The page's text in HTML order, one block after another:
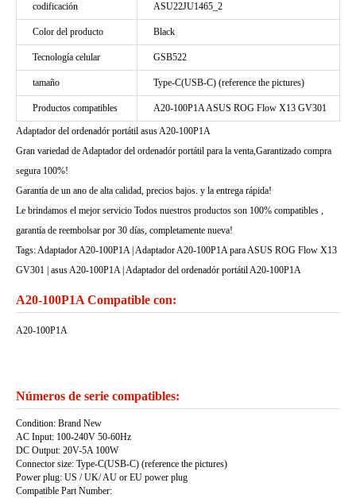
codificación ASU22JU1465_2
Color del producto Black
Tecnología celular GSB522
tamaño Type-C(USB-C) (reference the pictures)
Productos compatibles A20-100P1A ASUS ROG Flow X13 GV301
Adaptador del ordenadór portátil asus A20-100P1A
Gran variedad de Adaptador del ordenadór portátil para la venta,Garantizado compra
segura 100%!
Garantía de un ano de alta calidad, precios bajos. y la entrega rápida!
Le brindamos el mejor servicio Todos nuestros productos son 100% compatibles ,
garantía de reembolsar por 30 días, completamente nueva!
Tags: Adaptador A20-100P1A | Adaptador A20-100P1A para ASUS ROG Flow X13
GV301 | asus A20-100P1A | Adaptador del ordenadór portátil A20-100P1A
A20-100P1A Compatible con:
A20-100P1A
Números de serie compatibles:
Condition: Brand New
AC Input: 100-240V 50-60Hz
DC Output: 20V-5A 100W
Connector size: Type-C(USB-C) (reference the pictures)
Power plug: US / UK/ AU or EU power plug
Compatible Part Number: